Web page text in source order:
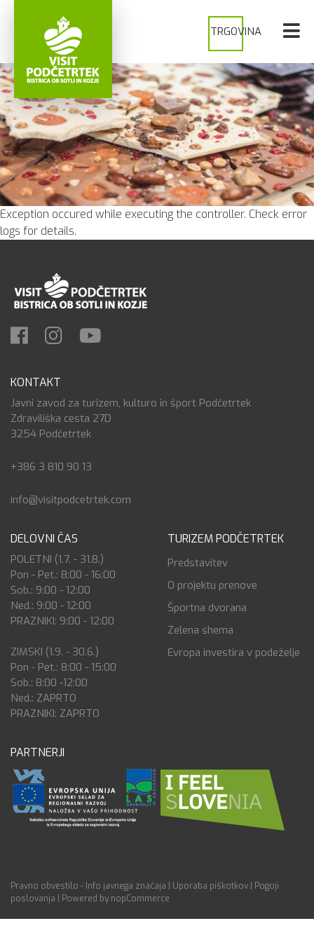
TRGOVINA
Exception occured while executing the controller. Check error
logs for details.
KONTAKT
Javni zavod za turizem, kulturo in šport Podčetrtek
Zdraviliška cesta 27D
3254 Podčetrtek
+386 3 810 90 13
info@visitpodcetrtek.com
DELOVNI ČAS
POLETNI (1.7. - 31.8.)
Pon - Pet.: 8:00 - 16:00
Sob.: 9:00 - 12:00
Ned.: 9:00 - 12:00
PRAZNIKI: 9:00 - 12:00
ZIMSKI (1.9. - 30.6.)
Pon - Pet.: 8:00 - 15:00
Sob.: 8:00 -12:00
Ned.: ZAPRTO
PRAZNIKI: ZAPRTO
TURIZEM PODČETRTEK
Predstavitev
O projektu prenove
Športna dvorana
Zelena shema
Evropa investira v podeželje
PARTNERJI
Pravno obvestilo - Info javnega značaja Uporaba piškotkov
Pogoji
poslovanja
Powered by nopCommerce